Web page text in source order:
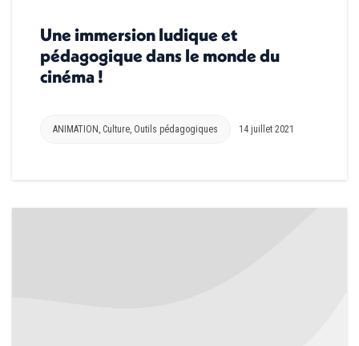
Une immersion ludique et
pédagogique dans le monde du
cinéma !
ANIMATION Culture Outils pédagogiques 14 juillet 2021